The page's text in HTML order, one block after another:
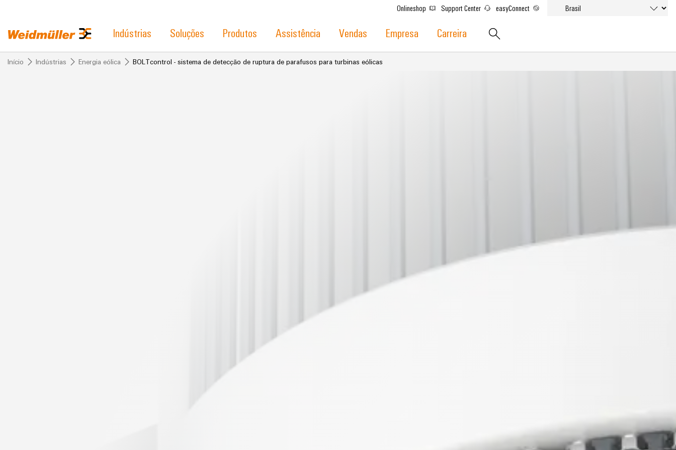
Onlineshop Support Center easyConnect
Indústrias Soluções Produtos Assistência Vendas Empresa Carreira
Início Indústrias Energia eólica BOLTcontrol - sistema de detecção de ruptura de parafusos para turbinas eólicas